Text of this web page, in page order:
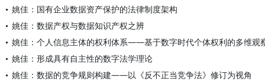
姚佳：国有企业数据资产保护的法律制度架构
姚佳：数据产权与数据知识产权之辨
姚佳：个人信息主体的权利体系——基于数字时代个体权利的多维观
姚佳：形成具有自主性的数字法学理论
姚佳：数据的竞争规则构建——以《反不正当竞争法》修订为视角